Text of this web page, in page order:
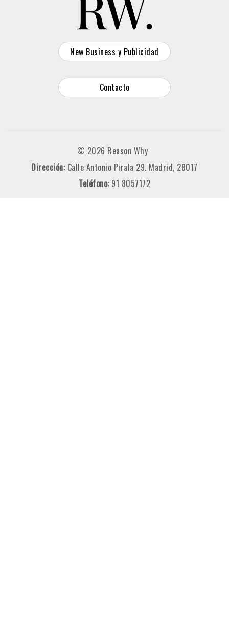
New Business y Publicidad
Contacto
© 2026 Reason Why
Dirección: Calle Antonio Pirala 29. Madrid, 28017
Teléfono: 91 8057172